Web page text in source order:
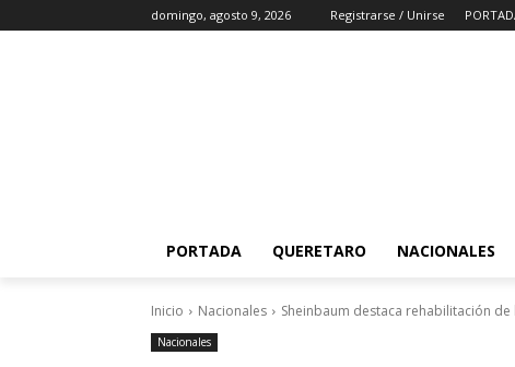
domingo, agosto 9, 2026 Registrarse / Unirse
PORTADA QUERETARO NACIONALES
Inicio Nacionales Sheinbaum destaca rehabilitación
Nacionales